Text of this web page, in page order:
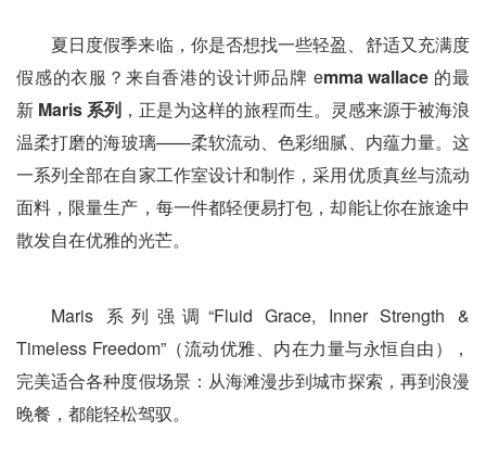
夏日度假季来临，你是否想找一些轻盈、舒适又充满度
假感的衣服？来自香港的设计师品牌 emma wallace 的最
新 Maris系列 ，正是为这样的旅程而生。灵感来源于被海浪
温柔打磨的海玻璃——柔软流动、色彩细腻、内蕴力量。这
一系列全部在自家工作室设计和制作，采用优质真丝与流动
面料，限量生产，每一件都轻便易打包，却能让你在旅途中
散发自在优雅的光芒。
Maris 系列强调“Fluid Grace, Inner Strength &
Timeless Freedom”（流动优雅、内在力量与永恒自由），
完美适合各种度假场景：从海滩漫步到城市探索，再到浪漫
晚餐，都能轻松驾驭。